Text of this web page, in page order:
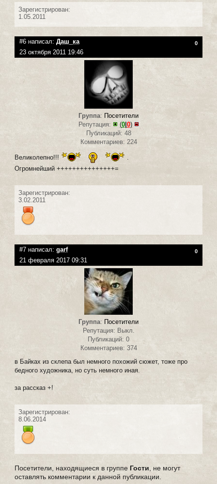
Зарегистрирован:
1.05.2011
#6 написал: Даш_ка 0
23 октября 2011 19:46
Группа: Посетители
Репутация:
(0|0)
Публикаций: 48
Комментариев: 224
Великолепно!!!
Огромнейший +++++++++++++++=
Зарегистрирован:
3.02.2011
#7 написал: garf 0
21 февраля 2017 09:31
Группа: Посетители
Репутация: Выкл.
Публикаций: 0
Комментариев: 374
в Байках из склепа был немного похожий сюжет, тоже про
бедного художника, но суть немного иная.
за рассказ +!
Зарегистрирован:
8.06.2014
Посетители, находящиеся в группе Гости , не могут
оставлять комментарии к данной публикации.